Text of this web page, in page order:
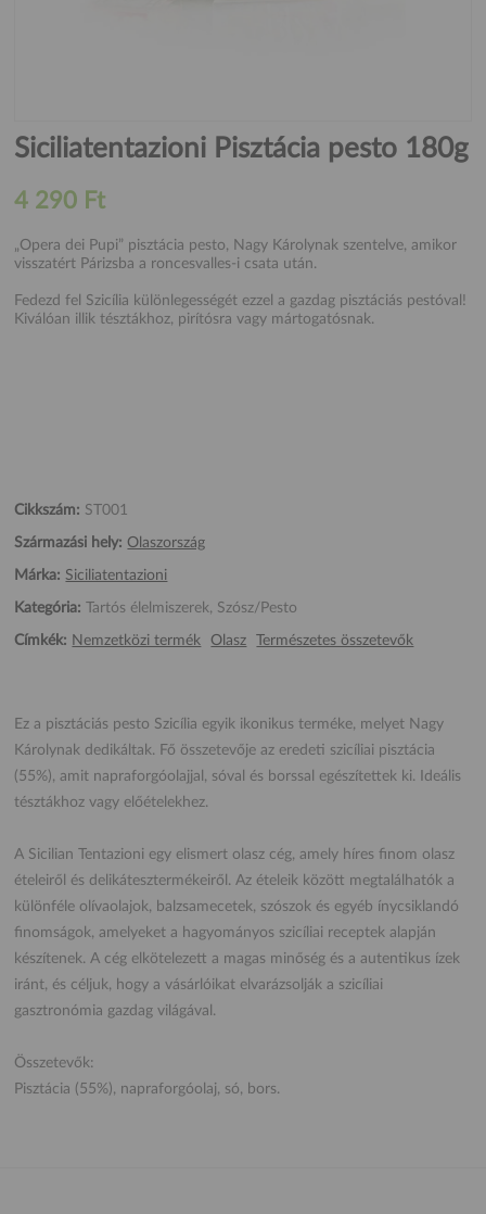
Siciliatentazioni Pisztácia pesto 180g
4 290 Ft
„Opera dei Pupi” pisztácia pesto, Nagy Károlynak szentelve, amikor
visszatért Párizsba a roncesvalles-i csata után.
Fedezd fel Szicília különlegességét ezzel a gazdag pisztáciás pestóval!
Kiválóan illik tésztákhoz, pirítósra vagy mártogatósnak.
Cikkszám: ST001
Származási hely: Olaszország
Márka: Siciliatentazioni
Kategória: Tartós élelmiszerek, Szósz/Pesto
Címkék: Nemzetközi termék Olasz Természetes összetevők
Ez a pisztáciás pesto Szicília egyik ikonikus terméke, melyet Nagy
Károlynak dedikáltak. Fő összetevője az eredeti szicíliai pisztácia
(55%), amit napraforgóolajjal, sóval és borssal egészítettek ki. Ideális
tésztákhoz vagy előételekhez.
A Sicilian Tentazioni egy elismert olasz cég, amely híres finom olasz
ételeiről és delikátesztermékeiről. Az ételeik között megtalálhatók a
különféle olívaolajok, balzsamecetek, szószok és egyéb ínycsiklandó
finomságok, amelyeket a hagyományos szicíliai receptek alapján
készítenek. A cég elkötelezett a magas minőség és a autentikus ízek
iránt, és céljuk, hogy a vásárlóikat elvarázsolják a szicíliai
gasztronómia gazdag világával.
Összetevők:
Pisztácia (55%), napraforgóolaj, só, bors.